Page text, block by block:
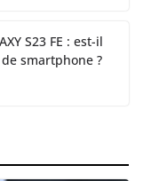
S23 FE : est-il
smartphone ?